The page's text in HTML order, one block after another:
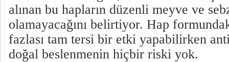
alınan bu hapların düzenli meyve ve
olamayacağını belirtiyor. Hap
fazlası tam tersi bir etki yapabilirken
doğal beslenmenin hiçbir riski yok.